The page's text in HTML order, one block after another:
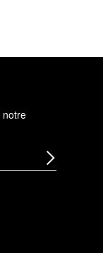
notre